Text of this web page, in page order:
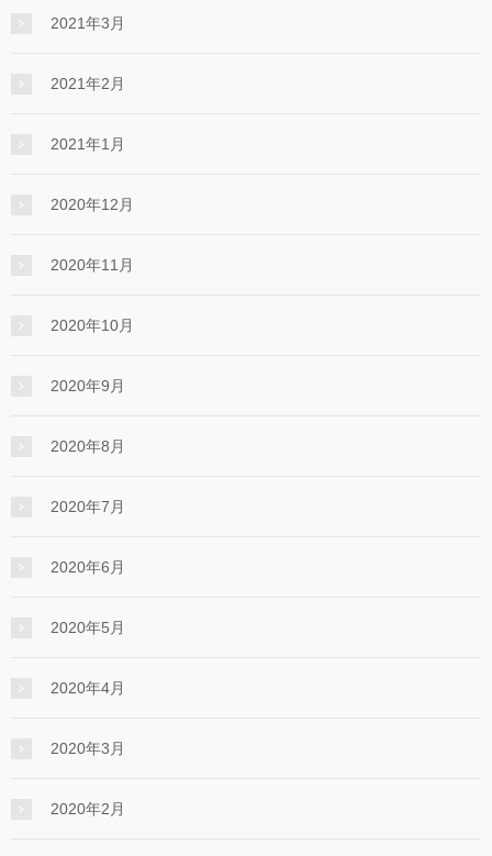
2021年3月
2021年2月
2021年1月
2020年12月
2020年11月
2020年10月
2020年9月
2020年8月
2020年7月
2020年6月
2020年5月
2020年4月
2020年3月
2020年2月